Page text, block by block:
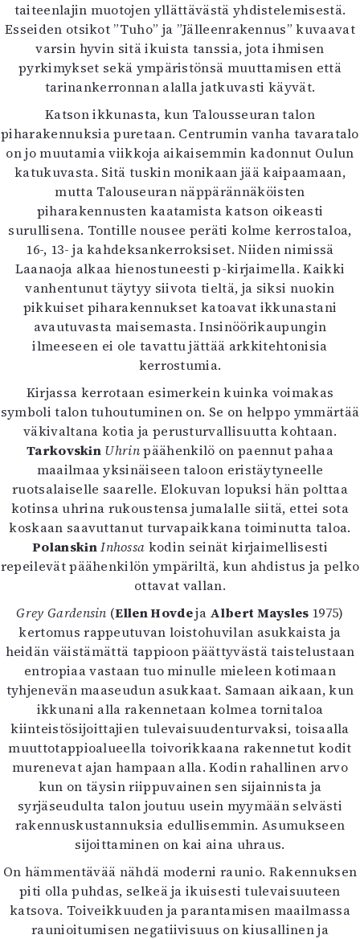
taiteenlajin muotojen yllättävästä yhdistelemisestä.
Esseiden otsikot ”Tuho” ja ”Jälleenrakennus” kuvaavat
varsin hyvin sitä ikuista tanssia, jota ihmisen
pyrkimykset sekä ympäristönsä muuttamisen että
tarinankerronnan alalla jatkuvasti käyvät.
Katson ikkunasta, kun Talousseuran talon
piharakennuksia puretaan. Centrumin vanha tavaratalo
on jo muutamia viikkoja aikaisemmin kadonnut Oulun
katukuvasta. Sitä tuskin monikaan jää kaipaamaan,
mutta Talouseuran näppärännäköisten
piharakennusten kaatamista katson oikeasti
surullisena. Tontille nousee peräti kolme kerrostaloa,
16-, 13- ja kahdeksankerroksiset. Niiden nimissä
Laanaoja alkaa hienostuneesti p-kirjaimella. Kaikki
vanhentunut täytyy siivota tieltä, ja siksi nuokin
pikkuiset piharakennukset katoavat ikkunastani
avautuvasta maisemasta. Insinöörikaupungin
ilmeeseen ei ole tavattu jättää arkkitehtonisia
kerrostumia.
Kirjassa kerrotaan esimerkein kuinka voimakas
symboli talon tuhoutuminen on. Se on helppo ymmärtää
väkivaltana kotia ja perusturvallisuutta kohtaan.
Tarkovskin Uhrinpäähenkilö on paennut pahaa
maailmaa yksinäiseen taloon eristäytyneelle
ruotsalaiselle saarelle. Elokuvan lopuksi hän polttaa
kotinsa uhrina rukoustensa jumalalle siitä, ettei sota
koskaan saavuttanut turvapaikkana toiminutta taloa.
PolanskinInhossa kodin seinät kirjaimellisesti
repeilevät päähenkilön ympäriltä, kun ahdistus ja pelko
ottavat vallan.
Grey Gardensin (Ellen Hovdeja Albert Maysles 1975)
kertomus rappeutuvan loistohuvilan asukkaista ja
heidän väistämättä tappioon päättyvästä taistelustaan
entropiaa vastaan tuo minulle mieleen kotimaan
tyhjenevän maaseudun asukkaat. Samaan aikaan, kun
ikkunani alla rakennetaan kolmea tornitaloa
kiinteistösijoittajien tulevaisuudenturvaksi, toisaalla
muuttotappioalueella toivorikkaana rakennetut kodit
murenevat ajan hampaan alla. Kodin rahallinen arvo
kun on täysin riippuvainen sen sijainnista ja
syrjäseudulta talon joutuu usein myymään selvästi
rakennuskustannuksia edullisemmin. Asumukseen
sijoittaminen on kai aina uhraus.
On hämmentävää nähdä moderni raunio. Rakennuksen
piti olla puhdas, selkeä ja ikuisesti tulevaisuuteen
katsova. Toiveikkuuden ja parantamisen maailmassa
raunioitumisen negatiivisuus on kiusallinen ja